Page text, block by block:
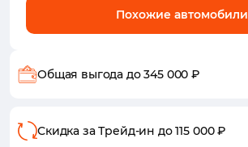
Похожие автомобили
Общая выгода до 345 000 ₽
Скидка за Трейд-ин до 115 000 ₽